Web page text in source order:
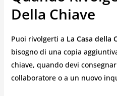
Della Chiave
Puoi rivolgerti a La Casa della
bisogno di una copia
chiave, quando devi
collaboratore o a un nuovo